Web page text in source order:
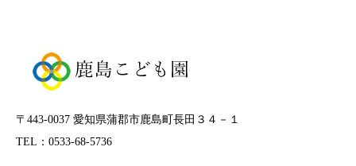
〒443-0037 愛知県蒲郡市鹿島町長田３４－１
TEL：0533-68-5736